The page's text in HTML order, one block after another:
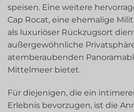
speisen. Eine weitere
Cap Rocat, eine ehemalige
als luxuriöser Rückzugsort
außergewöhnliche
atemberaubenden
Mittelmeer bietet.
Für diejenigen, die ein
Erlebnis bevorzugen, ist die